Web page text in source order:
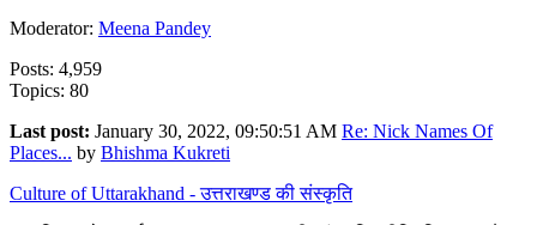
Moderator: Meena Pandey
Posts: 4,959
Topics: 80
Last post: January 30, 2022, 09:50:51 AM Re: Nick Names Of
Places... by Bhishma Kukreti
Culture of Uttarakhand - उत्तराखण्ड की संस्कृति